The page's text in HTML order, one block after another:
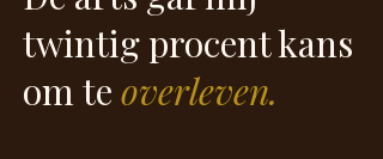
twintig procent kans
om te overleven.